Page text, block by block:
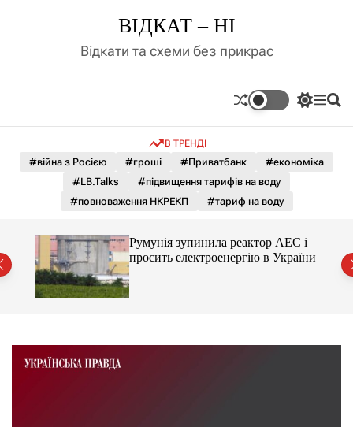
д
у
ВІДКАТ – НІ
Відкати та схеми без прикрас
П
м
к
а
о
л
ь
г
М П
В ТРЕНДІ
#війна з Росією #гроші #Приватбанк
#економіка
#LB.Talks
#підвищення тарифів на воду
#повноваження НКРЕКП
#тариф на воду
Румунія зупинила реактор АЕС і
просить електроенергію в України